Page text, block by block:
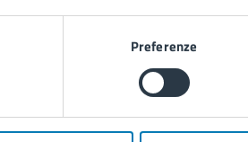
Preferenze
Segnala disservizio